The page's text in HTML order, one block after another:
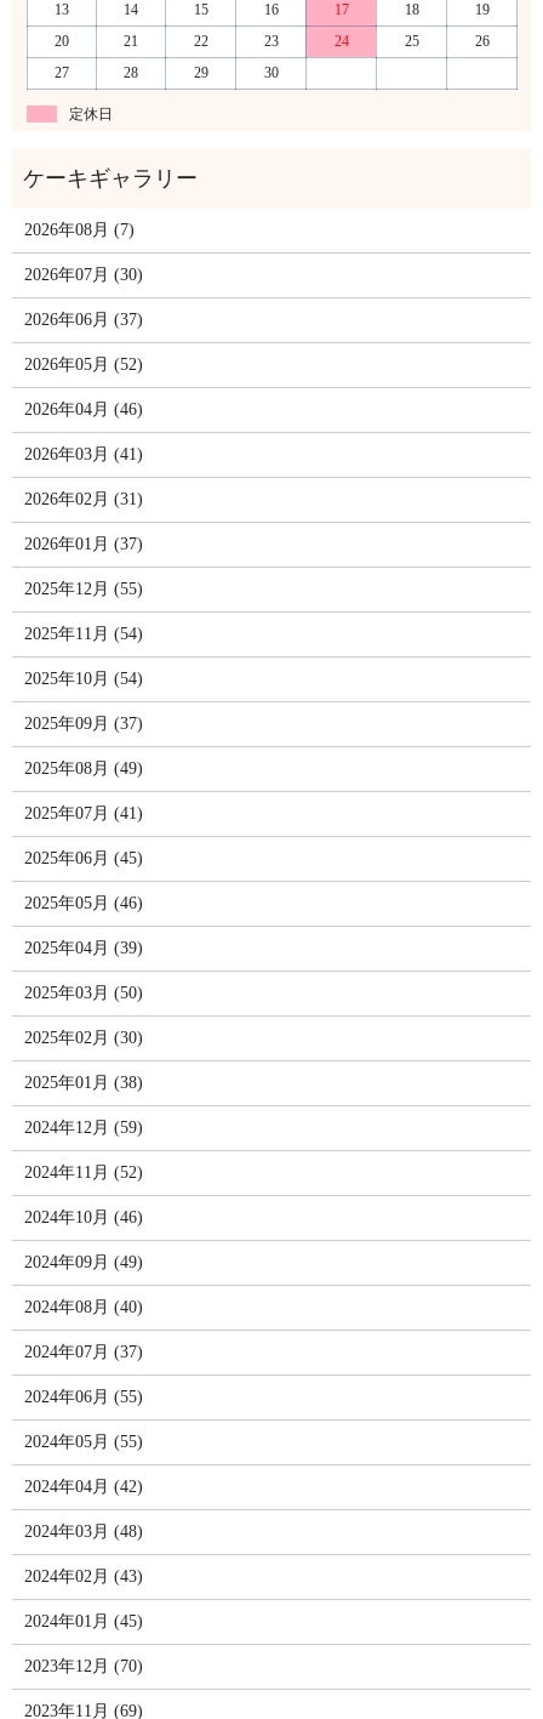
13
14 15 16 17 18
19
20
21 22 23 24 25
26
27
28 29 30
定休日
2026年08月 (7)
2026年07月 (30)
2026年06月 (37)
2026年05月 (52)
2026年04月 (46)
2026年03月 (41)
2026年02月 (31)
2026年01月 (37)
2025年12月 (55)
2025年11月 (54)
2025年10月 (54)
2025年09月 (37)
2025年08月 (49)
2025年07月 (41)
2025年06月 (45)
2025年05月 (46)
2025年04月 (39)
2025年03月 (50)
2025年02月 (30)
2025年01月 (38)
2024年12月 (59)
2024年11月 (52)
2024年10月 (46)
2024年09月 (49)
2024年08月 (40)
2024年07月 (37)
2024年06月 (55)
2024年05月 (55)
2024年04月 (42)
2024年03月 (48)
2024年02月 (43)
2024年01月 (45)
2023年12月 (70)
2023年11月 (69)